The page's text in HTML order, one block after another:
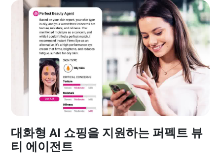
대화형 AI 쇼핑을 지원하는 퍼펙트 뷰
티 에이전트